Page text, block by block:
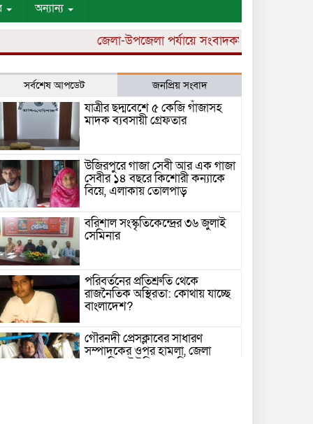
অন্যান্য
জেলা-উপজেলা পর্যায়ে সংবাদকর্মী নিয়োগ চলছে।
সর্বশেষ আপডেট জনপ্রিয় সংবাদ
যাত্রীর ছদ্মবেশে ৫ কেজি গাঁজাসহ
মাদক ব্যবসায়ী গ্রেফতার
উজিরপুরে গাজা সেবী আর এক গাজা
সেবীর ১৪ বছরে কিশোরী কন্যাকে
বিয়ে, এলাকায় তোলপাড়
বরিশাল সংস্কৃতিকেন্দ্রের ৩৬ জুলাই
সেমিনার
পরিবর্তনের প্রতিশ্রুতি থেকে
রাজনৈতিক অস্থিরতা: কোথায় যাচ্ছে
বাংলাদেশ?
গৌরনদী প্রেসক্লাবের সাধারণ
সম্পাদকের ওপর হামলা, জেলা
সাংবাদিক ইউনিয়নের নিন্দা